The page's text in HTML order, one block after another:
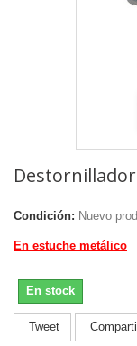
Condición: Nuevo
En estuche metálico
En stock
Tweet